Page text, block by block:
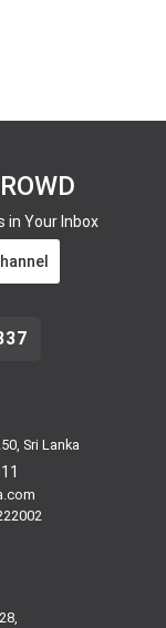
in Your Inbox
Sri Lanka